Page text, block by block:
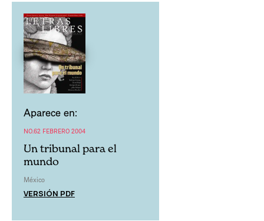
Aparece en:
NO.62 FEBRERO 2004
Un tribunal para el
mundo
México
VERSIÓN PDF